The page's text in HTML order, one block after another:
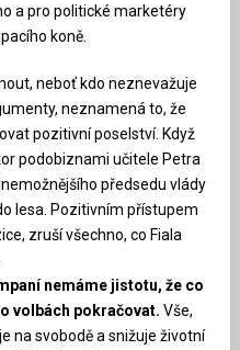
a pro politické marketéry
koně.
neboť kdo neznevažuje
neznamená to, že
pozitivní poselství. Když
podobiznami učitele Petra
předsedu vlády
lesa. Pozitivním přístupem
zruší všechno, co Fiala
nemáme jistotu, že co
volbách pokračovat. Vše,
na svobodě a snižuje životní